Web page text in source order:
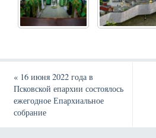
«16 июня 2022 года в
Псковской епархии состоялось
ежегодное Епархиальное
собрание